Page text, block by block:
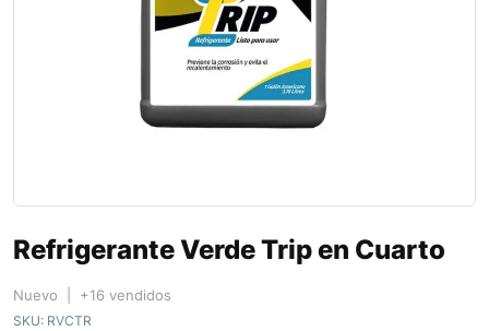
Refrigerante Verde Trip en Cuarto
Nuevo | +16 vendidos
SKU: RVCTR